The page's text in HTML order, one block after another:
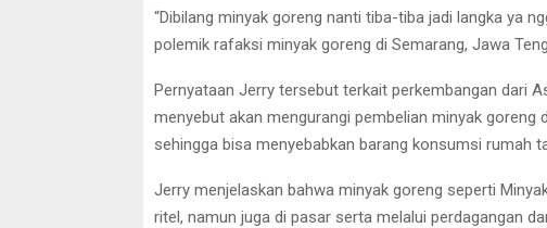
“Dibilang minyak goreng nanti tiba-tiba jadi langka ya
polemik rafaksi minyak goreng di Semarang, Jawa
Pernyataan Jerry tersebut terkait perkembangan dari
menyebut akan mengurangi pembelian minyak
sehingga bisa menyebabkan barang konsumsi rumah
Jerry menjelaskan bahwa minyak goreng seperti
ritel, namun juga di pasar serta melalui perdagangan